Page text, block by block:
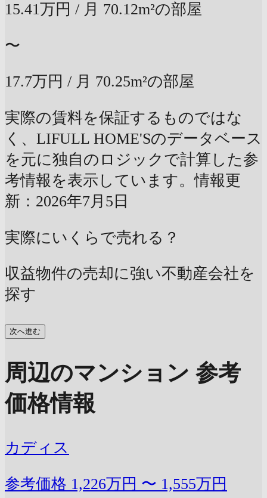
15.41万円 / 月 70.12m²の部屋
〜
17.7万円 / 月 70.25m²の部屋
実際の賃料を保証するものではな
く、LIFULL HOME'Sのデータベース
を元に独自のロジックで計算した参
考情報を表示しています。情報更
新：2026年7月5日
実際にいくらで売れる？
収益物件の売却に強い不動産会社を
探す
次へ進む
周辺のマンション 参考
価格情報
カディス
参考価格 1,226万円 〜 1,555万円